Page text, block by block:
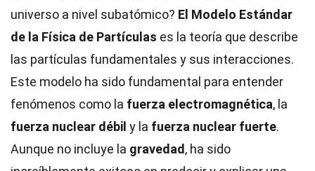
universo a nivel subatómico? El Modelo Estándar
de la Física de Partículas es la teoría que describe
las partículas fundamentales y sus interacciones.
Este modelo ha sido fundamental para entender
fenómenos como la fuerza electromagnética, la
fuerza nuclear débil y la fuerza nuclear fuerte.
Aunque no incluye la gravedad , ha sido